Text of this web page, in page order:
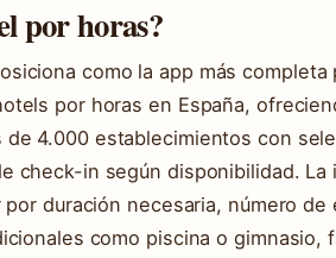
por horas?
como la app más completa
por horas en España,
de 4.000 establecimientos con
check-in según disponibilidad. La
duración necesaria, número de
como piscina o gimnasio,